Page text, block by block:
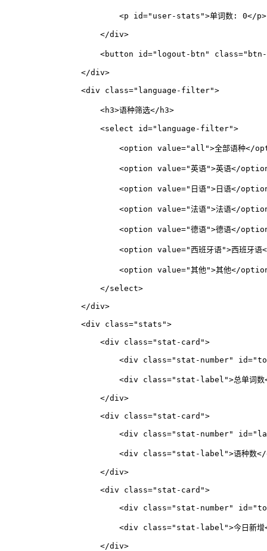
<p id="user-stats">单词数: 0</p>
</div>
<button id="logout-btn" class="btn-
</div>
<div class="language-filter">
<h3>语种筛选</ h3>
<select id="language-filter">
<option value="all">全部语种</
<option value="英语">英语</
<option value="日语">日语</
<option value="法语">法语</
<option value="德语">德语</
<option value="西班牙语">西班牙语
<option value="其他">其他</
</select>
</div>
<div class="stats">
<div class="stat-card">
<div class="stat-number" id=
<div class="stat-label">总单词数
</div>
<div class="stat-card">
<div class="stat-number" id=
<div class="stat-label">语种数</
</div>
<div class="stat-card">
<div class="stat-number" id=
<div class="stat-label">今日新增
</div>